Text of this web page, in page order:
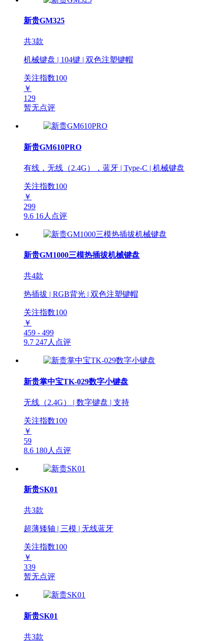
新贵GM325
共3款
机械键盘 | 104键 | 双色注塑键帽
关注指数100
￥
129
暂无点评
新贵GM610PRO
有线，无线（2.4G），蓝牙 | Type-C | 机械键盘
关注指数100
￥
299
9.6 16人点评
新贵GM1000三模热插拔机械键盘
共4款
热插拔 | RGB背光 | 双色注塑键帽
关注指数100
￥
459 - 499
9.7 247人点评
新贵掌中宝TK-029数字小键盘
无线（2.4G） | 数字键盘 | 支持
关注指数100
￥
59
8.6 180人点评
新贵SK01
共3款
超薄矮轴 | 三模 | 无线蓝牙
关注指数100
￥
339
暂无点评
新贵SK01
共3款